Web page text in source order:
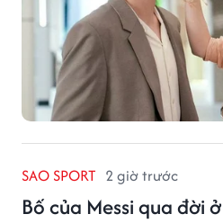
SAO SPORT 2 giờ trước
Bố của Messi qua đời